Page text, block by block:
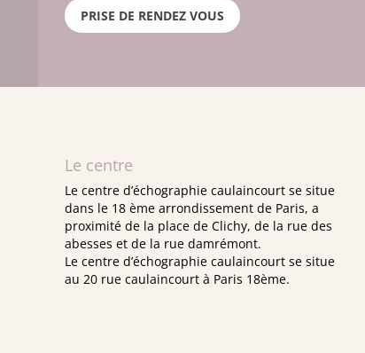
PRISE DE RENDEZ VOUS
Le centre
Le centre d’échographie caulaincourt se situe
dans le 18 ème arrondissement de Paris, a
proximité de la place de Clichy, de la rue des
abesses et de la rue damrémont.
Le centre d’échographie caulaincourt se situe
au 20 rue caulaincourt à Paris 18ème.